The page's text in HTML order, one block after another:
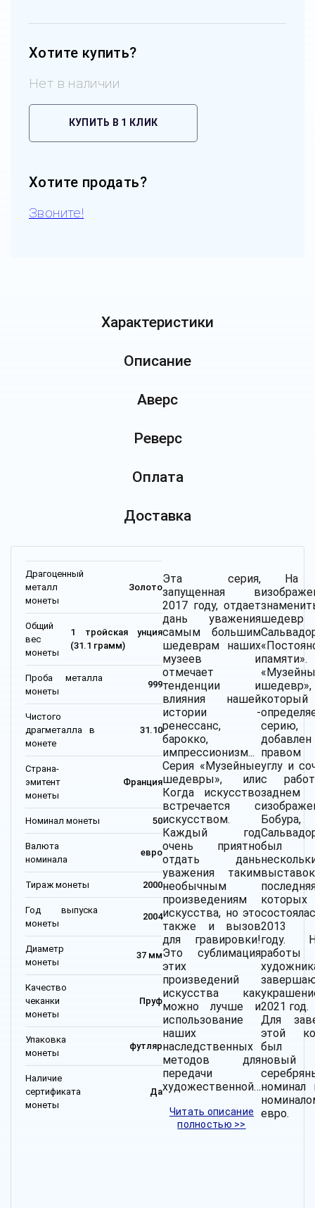
Хотите купить?
Нет в наличии
КУПИТЬ В 1 КЛИК
Хотите продать?
Звоните!
Характеристики
Описание
Аверс
Реверс
Оплата
Доставка
Драгоценный
металл
монеты
Золото
Общий
вес
монеты
1 тройская унция
(31.1 грамм)
Проба металла
монеты
999
Чистого
драгметалла в
монете
31.10
Страна-
эмитент
монеты
Франция
Номинал монеты 50
Валюта
номинала
евро
Тираж монеты 2000
Год выпуска
монеты
2004
Диаметр
монеты
37 мм
Качество
чеканки
монеты
Пруф
Упаковка
монеты
футляр
Наличие
сертификата
монеты
Да
Эта серия,
запущенная в
2017 году, отдает
дань уважения
самым большим
шедеврам наших
музеев и
отмечает
тенденции и
влияния нашей
истории -
ренессанс,
барокко,
импрессионизм...
Серия «Музейные
шедевры», или
Когда искусство
встречается с
искусством.
Каждый год
очень приятно
отдать дань
уважения таким
необычным
произведениям
искусства, но это
также и вызов
для гравировки!
Это сублимация
этих
произведений
искусства как
можно лучше и
использование
наших
наследственных
методов для
передачи
художественной…
Читать описание
полностью >>
На
шедевр
шедевр»,
который
правом
углу и
с
был
которых
2013
году.
2021 год.
Для
этой
был
новый
евро.